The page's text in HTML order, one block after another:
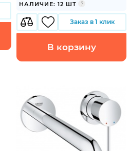
НАЛИЧИЕ: 12 ШТ
Заказ в 1 клик
В корзину